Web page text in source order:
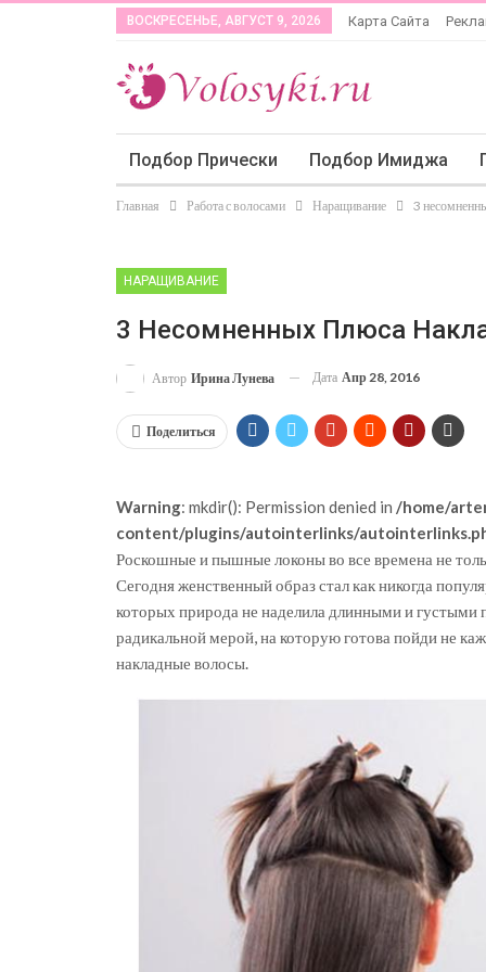
ВОСКРЕСЕНЬЕ, АВГУСТ 9, 2026 Карта Сайта
Подбор Прически Подбор Имиджа
Главная Работа с волосами Наращивание 3
НАРАЩИВАНИЕ
3 Несомненных Плюса
Автор Ирина Лунева Дата Апр 28, 2016
Поделиться
Warning: mkdir(): Permission denied in /home/
content/plugins/autointerlinks/
Роскошные и пышные локоны во все времена не
Сегодня женственный образ стал как никогда
которых природа не наделила длинными и густыми
радикальной мерой, на которую готова пойди не
накладные волосы.